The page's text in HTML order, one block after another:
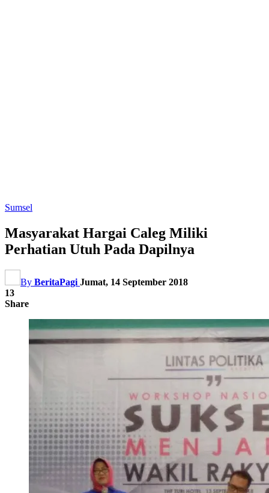
Sumsel
Masyarakat Hargai Caleg Miliki
Perhatian Utuh Pada Dapilnya
By BeritaPagi Jumat, 14 September 2018
13
Share